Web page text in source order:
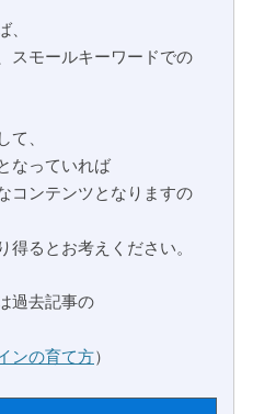
、
スモールキーワードでの
て、
なっていれば
コンテンツとなりますの
得るとお考えください。
過去記事の
ンの育て方）